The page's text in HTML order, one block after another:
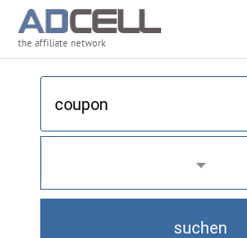
the affiliate network
suchen